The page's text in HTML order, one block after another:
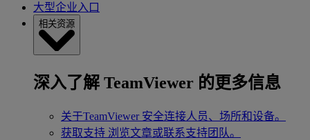
大型企业入口
相关资源
深入了解 TeamViewer 的更多信息
关于TeamViewer 安全连接人员、场所和设备。
获取支持 浏览文章或联系支持团队。